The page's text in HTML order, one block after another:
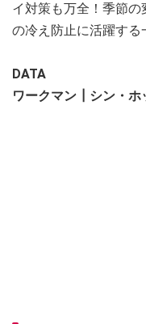
イ対策も万全！季節
の冷え防止に活躍する
DATA
ワークマン┃シン・ホ